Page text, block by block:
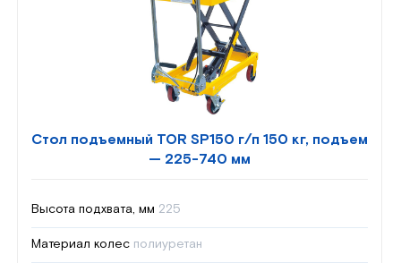
Стол подъемный TOR SP150 г/п 150 кг, подъем
— 225-740 мм
Высота подхвата, мм 225
Материал колес полиуретан